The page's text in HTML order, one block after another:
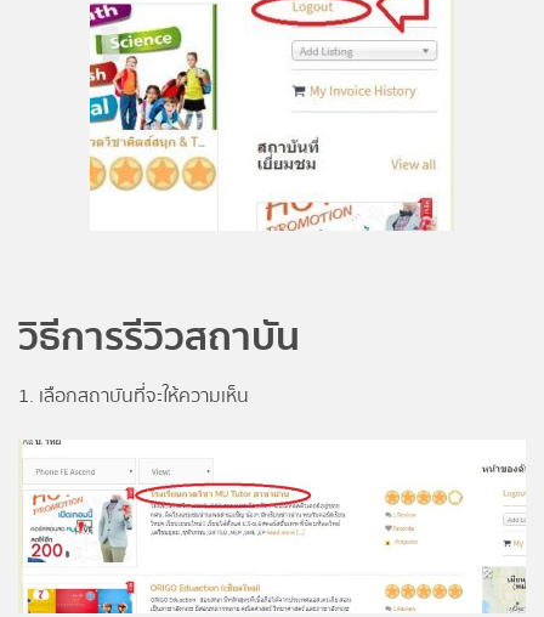
วิธีการรีวิวสถาบัน
1. เลือกสถาบันที่จะให้ความเห็น